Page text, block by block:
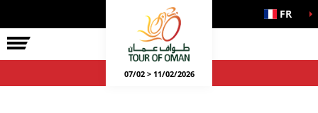
FR
07/02 > 11/02/2026